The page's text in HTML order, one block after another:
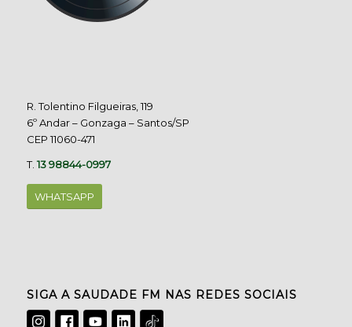
R. Tolentino Filgueiras, 119
6º Andar – Gonzaga – Santos/SP
CEP 11060-471
T.13 98844-0997
WHATSAPP
SIGA A SAUDADE FM NAS REDES SOCIAIS